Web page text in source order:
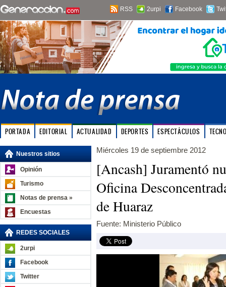
RSS 2urpi Facebook
PORTADA EDITORIAL ACTUALIDAD DEPORTES ESPECTÁCULOS
Nuestros sitios
Opinión
Turismo
Notas de prensa »
Encuestas
REDES SOCIALES
2urpi
Facebook
Twitter
Miércoles 19 de septiembre 2012
[Ancash] Juramentó
Oficina
de Huaraz
Fuente: Ministerio Público